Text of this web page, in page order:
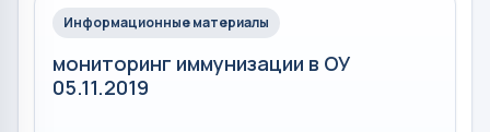
Информационные материалы
мониторинг иммунизации в ОУ
05.11.2019